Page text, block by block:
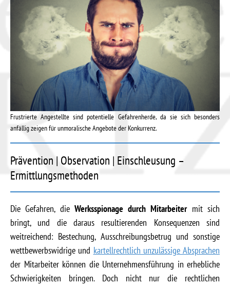
Frustrierte Angestellte sind potentielle Gefahrenherde, da sie sich besonders
anfällig zeigen für unmoralische Angebote der Konkurrenz.
Prävention | Observation | Einschleusung –
Ermittlungsmethoden
Die Gefahren, die Werksspionage durch Mitarbeitermit sich
bringt, und die daraus resultierenden Konsequenzen sind
weitreichend: Bestechung, Ausschreibungsbetrug und sonstige
wettbewerbswidrige und kartellrechtlich unzulässige Absprachen
der Mitarbeiter können die Unternehmensführung in erhebliche
Schwierigkeiten bringen. Doch nicht nur die rechtlichen